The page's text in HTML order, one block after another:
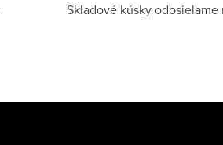
Skladové kúsky odosielame